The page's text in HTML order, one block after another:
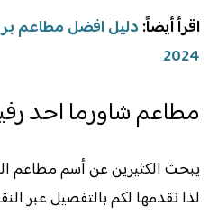
اقرأ أيضاً: دليل افضل مطاعم
2024
مطاعم شاورما احد
يبحث الكثيرين عن أسم مطاعم
لذا نقدمها لكم بالتفصيل عبر